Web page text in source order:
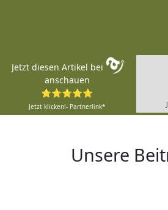
Jetzt diesen Artikel bei
anschauen
⭐⭐⭐⭐⭐
Jetzt klicken!- Partnerlink*
Unsere